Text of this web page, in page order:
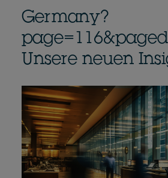
Germany?
Unsere neuen